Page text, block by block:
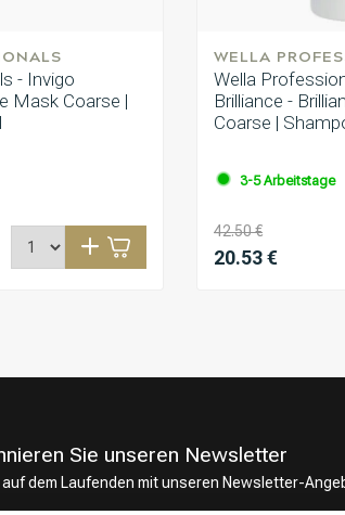
- Invigo
Mask Coarse |
WELLA
Wella
Brilliance -
Coarse |
3-5 Arbeitstage
42.50 €
20.53 €
Sie unseren Newsletter
auf dem Laufenden mit unseren Newsletter-